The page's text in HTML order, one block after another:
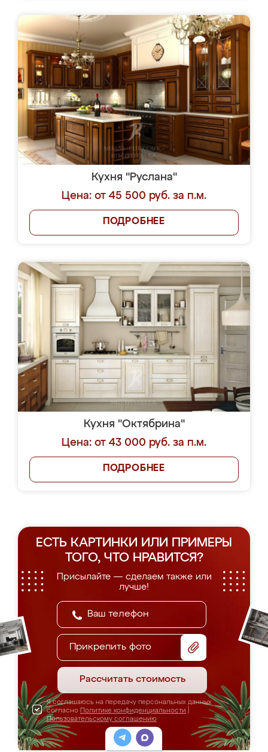
Кухня "Руслана"
Цена: от 45 500 руб. за п.м.
ПОДРОБНЕЕ
Кухня "Октябрина"
Цена: от 43 000 руб. за п.м.
ПОДРОБНЕЕ
ЕСТЬ КАРТИНКИ ИЛИ ПРИМЕРЫ
ТОГО, ЧТО НРАВИТСЯ?
Присылайте — сделаем также или
лучше!
Прикрепить фото
Рассчитать стоимость
Я соглашаюсь на передачу персональных данных
согласно Политике конфиденциальности
Пользовательскому соглашению